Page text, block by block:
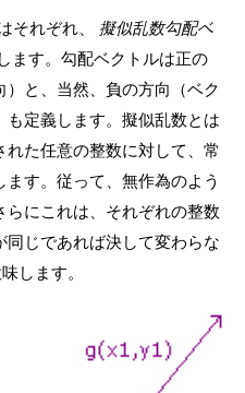
それぞれ、 擬似乱数勾配ベ
ます。勾配ベクトルは正の
と、当然、負の方向（ベク
も定義します。擬似乱数とは
た任意の整数に対して、常
す。従って、無作為のよう
にこれは、それぞれの整数
じであれば決して変わらな
します。